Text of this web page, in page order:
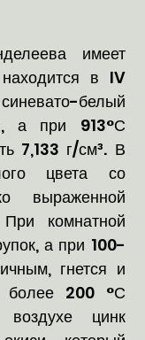
имеет
в IV
белый
а при 913°С
7,133 г/см³. В
цвета со
выраженной
При комнатной
а при 100-
гнется и
более 200 °С
цинк